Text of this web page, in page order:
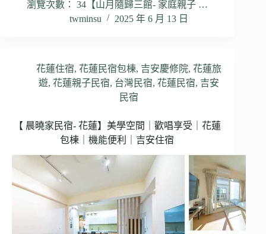
瀏覽次數： 34【山月隨歸三館- 家庭親子 …
twminsu
2025 年 6 月 13 日
花蓮住宿,花蓮民宿包棟, 吉安慶修院,花蓮旅
遊,花蓮親子民宿, 台灣民宿,花蓮民宿, 吉安
民宿
【 晨曉家民宿- 花蓮】美學空間｜歡唱享受｜花蓮
包棟｜機能便利｜吉安住宿